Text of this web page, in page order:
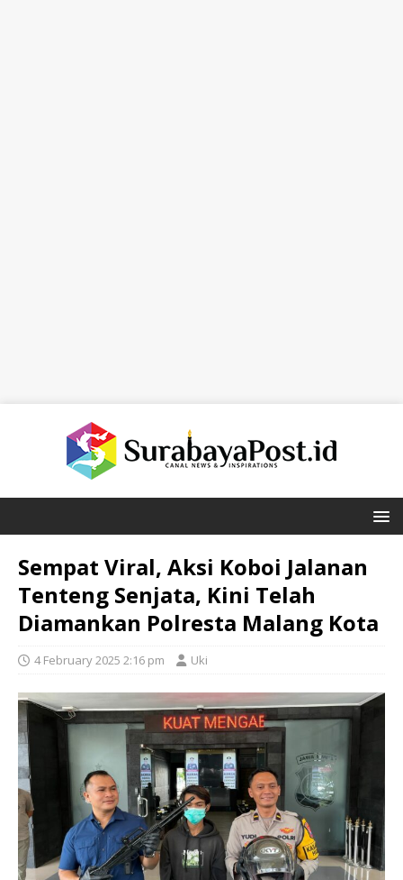
Sempat Viral, Aksi Koboi Jalanan
Tenteng Senjata, Kini Telah
Diamankan Polresta Malang Kota
4 February 2025 2:16 pm Uki